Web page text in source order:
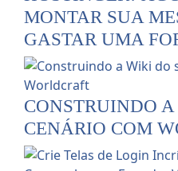
MONTAR SUA
GASTAR UMA
CONSTRUINDO
CENÁRIO COM